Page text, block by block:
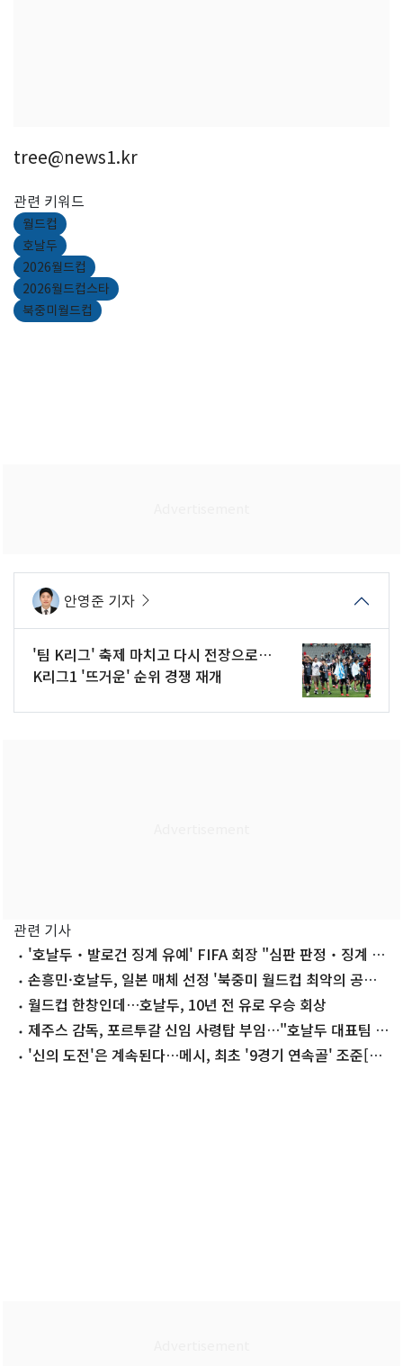
tree@news1.kr
관련 키워드
월드컵
호날두
2026월드컵
2026월드컵스타
북중미월드컵
안영준 기자
'팀 K리그' 축제 마치고 다시 전장으로…
K리그1 '뜨거운' 순위 경쟁 재개
관련 기사
'호날두‧발로건 징계 유예' FIFA 회장 "심판 판정‧징계 유
예, 일상적 논란"
손흥민·호날두, 일본 매체 선정 '북중미 월드컵 최악의 공격
수'월드컵 한창인데…호날두, 10년 전 유로 우승 회상
제주스 감독, 포르투갈 신임 사령탑 부임…"호날두 대표팀 소
집 가능"
'신의 도전'은 계속된다…메시, 최초 '9경기 연속골' 조준[월